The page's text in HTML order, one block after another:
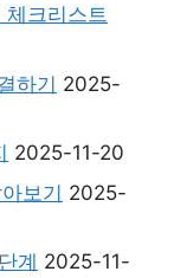
체크리스트
하기 2025-
2025-11-20
보기 2025-
계 2025-11-